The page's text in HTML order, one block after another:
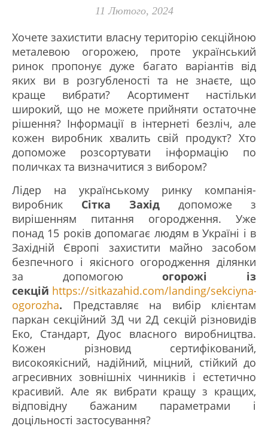
11 Лютого, 2024
Хочете захистити власну територію секційною
металевою огорожею, проте український
ринок пропонує дуже багато варіантів від
яких ви в розгубленості та не знаєте, що
краще вибрати? Асортимент настільки
широкий, що не можете прийняти остаточне
рішення? Інформації в інтернеті безліч, але
кожен виробник хвалить свій продукт? Хто
допоможе розсортувати інформацію по
поличках та визначитися з вибором?
Лідер на українському ринку компанія-
виробник Сітка Захід допоможе з
вирішенням питання огородження. Уже
понад 15 років допомагає людям в Україні і в
Західній Європі захистити майно засобом
безпечного і якісного огородження ділянки
за допомогоюогорожі із
секцій https://sitkazahid.com/landing/sekciyna-
ogorozha. Представляє на вибір клієнтам
паркан секційний 3Д чи 2Д секцій різновидів
Еко, Стандарт, Дуос власного виробництва.
Кожен різновид сертифікований,
високоякісний, надійний, міцний, стійкий до
агресивних зовнішніх чинників і естетично
красивий. Але як вибрати кращу з кращих,
відповідну бажаним параметрами і
доцільності застосування?